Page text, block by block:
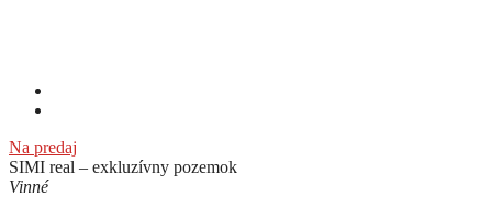
Na predaj
SIMI real – exkluzívny pozemok
Vinné